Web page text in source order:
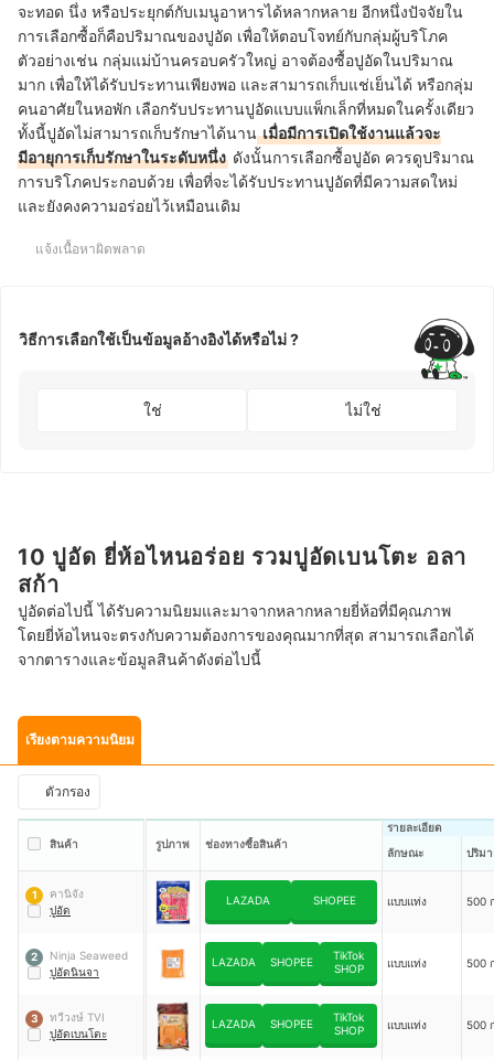
จะทอด นึ่ง หรือประยุกต์กับเมนูอาหารได้หลากหลาย อีกหนึ่งปัจจัยใน
การเลือกซื้อก็คือปริมาณของปูอัด เพื่อให้ตอบโจทย์กับกลุ่มผู้บริโภค
ตัวอย่างเช่น กลุ่มแม่บ้านครอบครัวใหญ่ อาจต้องซื้อปูอัดในปริมาณ
มาก เพื่อให้ได้รับประทานเพียงพอ และสามารถเก็บแช่เย็นได้ หรือกลุ่ม
คนอาศัยในหอพัก เลือกรับประทานปูอัดแบบแพ็กเล็กที่หมดในครั้งเดียว
ทั้งนี้ปูอัดไม่สามารถเก็บรักษาได้นานเมื่อมีการเปิดใช้งานแล้วจะ
มีอายุการเก็บรักษาในระดับหนึ่ง ดังนั้นการเลือกซื้อปูอัด ควรดูปริมาณ
การบริโภคประกอบด้วย เพื่อที่จะได้รับประทานปูอัดที่มีความสดใหม่
และยังคงความอร่อยไว้เหมือนเดิม
แจ้งเนื้อหาผิดพลาด
วิธีการเลือกใช้เป็นข้อมูลอ้างอิงได้หรือไม่ ?
ใช่ ไม่ใช่
10 ปูอัด ยี่ห้อไหนอร่อย รวมปูอัดเบนโตะ อลา
สก้า
ปูอัดต่อไปนี้ ได้รับความนิยมและมาจากหลากหลายยี่ห้อที่มีคุณภาพ
โดยยี่ห้อไหนจะตรงกับความต้องการของคุณมากที่สุด สามารถเลือกได้
จากตารางและข้อมูลสินค้าดังต่อไปนี้
เรียงตามความนิยม
ตัวกรอง
สินค้า รูปภาพ ช่องทางซื้อสินค้า
รายละเอียด
ลักษณะ
ปริม
1
คานิจัง
ปูอัด
LAZADA SHOPEE แบบแท่ง 500
2
Ninja Seaweed
ปูอัดนินจา
LAZADA SHOPEE
TikTok
SHOP
แบบแท่ง 500
3
ทวีวงษ์ TVI
ปูอัดเบนโตะ
LAZADA SHOPEE
TikTok
SHOP
แบบแท่ง 500